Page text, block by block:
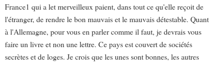
France1 qui a let merveilleux paient, dans tout ce qu'elle reçoit de
l'étranger, de rendre le bon mauvais et le mauvais détestable. Quant
à l'Allemagne, pour vous en parler comme il faut, je devrais vous
faire un livre et non une lettre. Ce pays est couvert de sociétés
secrètes et de loges. Je crois que les unes sont bonnes, les autres